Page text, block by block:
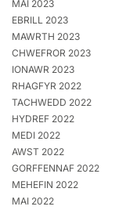
MAI 2023
EBRILL 2023
MAWRTH 2023
CHWEFROR 2023
IONAWR 2023
RHAGFYR 2022
TACHWEDD 2022
HYDREF 2022
MEDI 2022
AWST 2022
GORFFENNAF 2022
MEHEFIN 2022
MAI 2022